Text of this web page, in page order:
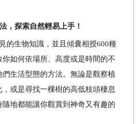
，探索自然輕易上手！
的生物知識，並且傾囊相授600種
如何依場所、高度或是時間的不
生活型態的方法。無論是觀察植
或是尋找一棵樹的高低枝頭棲息
地都能讓你觀賞到神奇又有趣的